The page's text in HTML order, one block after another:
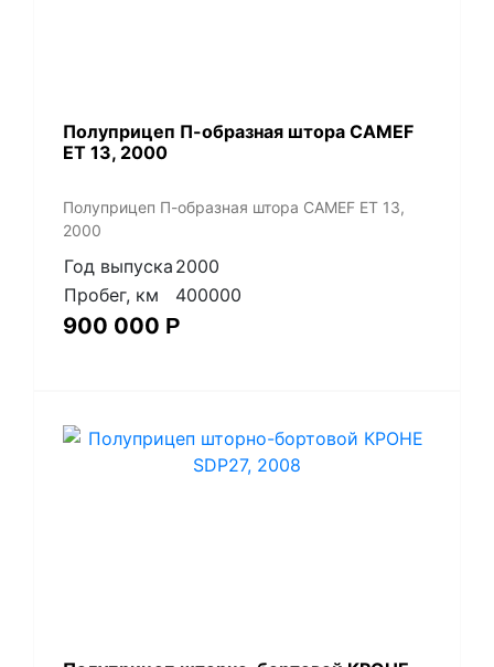
Полуприцеп П-образная штора CAMEF
ET 13, 2000
Полуприцеп П-образная штора CAMEF ET 13,
2000
Год выпуска 2000
Пробег, км
400000
900 000 Р